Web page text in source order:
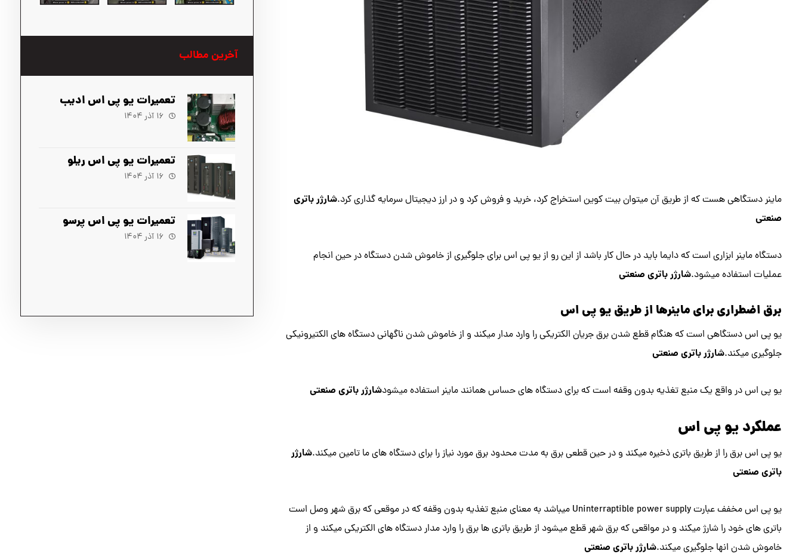
ماینر دستگاهی هست که از طریق آن میتوان بیت کوین استخراج کرد، خرید و فروش کرد و در ارز دیجیتال سرمایه گذاری کرد.شارژر باتری
صنعتی
دستگاه ماینر ابزاری است که دایما باید در حال کار باشد از این رو از یو پی اس برای جلوگیری از خاموش شدن دستگاه در حین انجام
عملیات استفاده میشود.شارژر باتری صنعتی
برق اضطراری برای ماینرها از طریق یو پی اس
یو پی اس دستگاهی است که هنگام قطع شدن برق جریان الکتریکی را وارد مدار میکند و از خاموش شدن ناگهانی دستگاه های الکتیرونیکی
جلوگیری میکند.شارژر باتری صنعتی
یو پی اس در واقع یک منبع تغذیه بدون وقفه است که برای دستگاه های حساس همانند ماینر استفاده میشودشارژر باتری صنعتی
عملکرد یو پی اس
یو پی اس برق را از طریق باتری ذخیره میکند و در حین قطعی برق به مدت محدود برق مورد نیاز را برای دستگاه های ما تامین میکند.شارژر
باتری صنعتی
یو پی اس مخفف عبارت Uninterraptible power supply میباشد به معنای منبع تغذیه بدون وقفه که در موقعی که برق شهر وصل است
باتری های خود را شارژ میکند و در مواقعی که برق شهر قطع میشود از طریق باتری ها برق را وارد مدار دستگاه های الکتریکی میکند و از
خاموش شدن انها جلوگیری میکند.شارژر باتری صنعتی
آخرین مطالب
تعمیرات یو پی اس ادیب
۱۶ آذر ۱۴۰۴
تعمیرات یو پی اس ریلو
۱۶ آذر ۱۴۰۴
تعمیرات یو پی اس پرسو
۱۶ آذر ۱۴۰۴